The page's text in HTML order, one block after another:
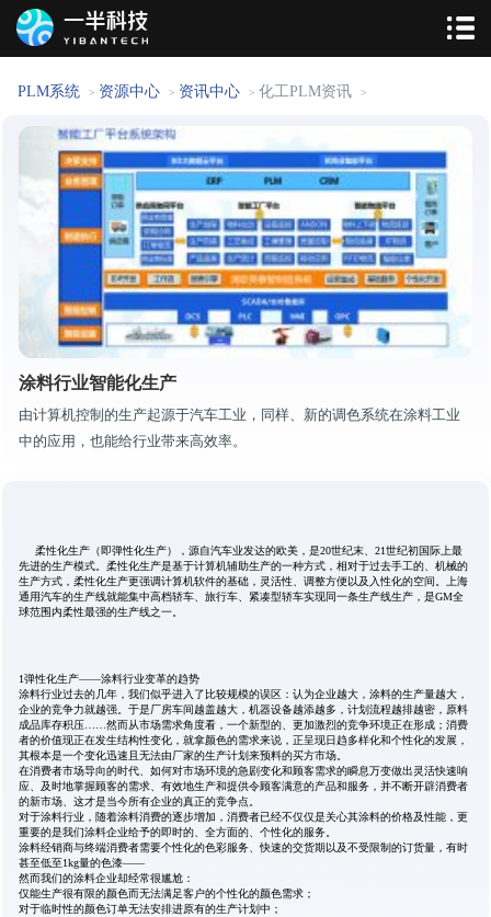
PLM系统 > 资源中心 > 资讯中心 > 化工PLM资讯 >
涂料行业智能化生产
由计算机控制的生产起源于汽车工业，同样、新的调色系统在涂料工业
中的应用，也能给行业带来高效率。
柔性化生产（即弹性化生产），源自汽车业发达的欧美，是20世纪末、21世纪初国际上最
先进的生产模式。柔性化生产是基于计算机辅助生产的一种方式，相对于过去手工的、机械的
生产方式，柔性化生产更强调计算机软件的基础，灵活性、调整方便以及入性化的空间。上海
通用汽车的生产线就能集中高档轿车、旅行车、紧凑型轿车实现同一条生产线生产，是GM全
球范围内柔性最强的生产线之一。
1弹性化生产——涂料行业变革的趋势
涂料行业过去的几年，我们似乎进入了比较规模的误区：认为企业越大，涂料的生产量越大，
企业的竞争力就越强。于是厂房车间越盖越大，机器设备越添越多，计划流程越排越密，原料
成品库存积压……然而从市场需求角度看，一个新型的、更加激烈的竞争环境正在形成；消费
者的价值现正在发生结构性变化，就拿颜色的需求来说，正呈现日趋多样化和个性化的发展，
其根本是一个变化迅速且无法由厂家的生产计划来预料的买方市场。
在消费者市场导向的时代、如何对市场环境的急剧变化和顾客需求的瞬息万变做出灵活快速响
应、及时地掌握顾客的需求、有效地生产和提供令顾客满意的产品和服务，并不断开辟消费者
的新市场、这才是当今所有企业的真正的竞争点。
对于涂料行业，随着涂料消费的逐步增加，消费者已经不仅仅是关心其涂料的价格及性能，更
重要的是我们涂料企业给予的即时的、全方面的、个性化的服务。
涂料经销商与终端消费者需要个性化的色彩服务、快速的交货期以及不受限制的订货量，有时
甚至低至1kg量的色漆——
然而我们的涂料企业却经常很尴尬：
仅能生产很有限的颜色而无法满足客户的个性化的颜色需求；
对于临时性的颜色订单无法安排进原有的生产计划中；